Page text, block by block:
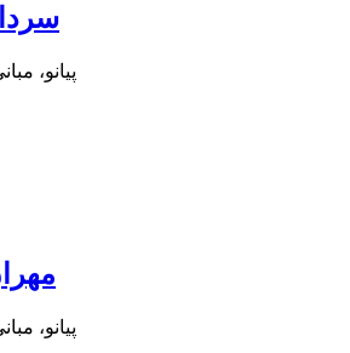
پیانو،
پیانو،